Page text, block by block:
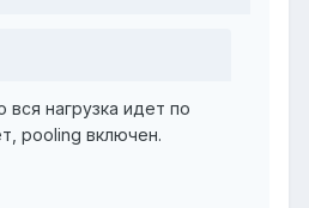
нагрузка идет по
pooling включен.